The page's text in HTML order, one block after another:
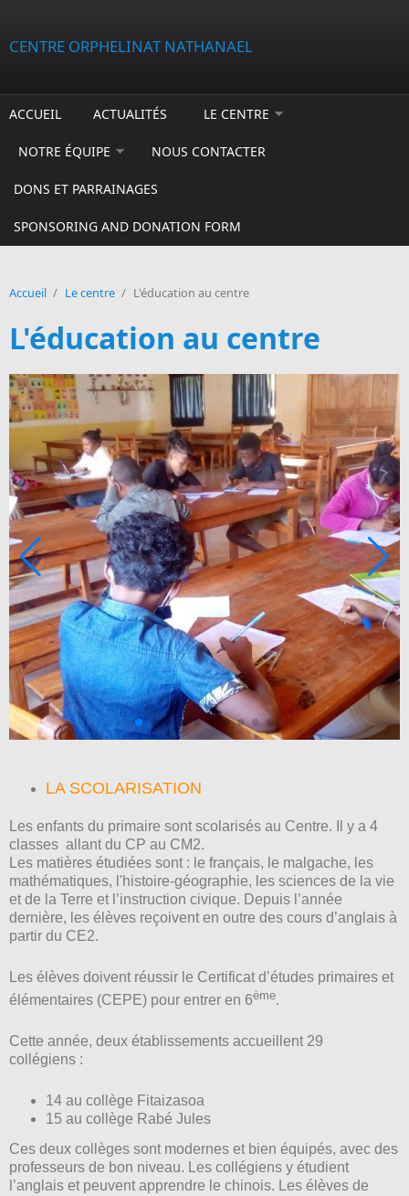
CENTRE ORPHELINAT NATHANAEL
ACCUEIL ACTUALITÉS LE CENTRE
NOTRE ÉQUIPE NOUS CONTACTER
DONS ET PARRAINAGES
SPONSORING AND DONATION FORM
Accueil / Le centre / L'éducation au centre
L'éducation au centre
11
LA SCOLARISATION
Les enfants du primaire sont scolarisés au Centre. Il y a 4
classes allant du CP au CM2.
Les matières étudiées sont : le français, le malgache, les
mathématiques, l'histoire-géographie, les sciences de la vie
et de la Terre et l’instruction civique. Depuis l’année
dernière, les élèves reçoivent en outre des cours d’anglais à
partir du CE2.
Les élèves doivent réussir le Certificat d’études primaires et
élémentaires (CEPE) pour entrer en 6ème.
Cette année, deux établissements accueillent 29
collégiens :
14 au collège Fitaizasoa
15 au collège Rabé Jules
Ces deux collèges sont modernes et bien équipés, avec des
professeurs de bon niveau. Les collégiens y étudient
l’anglais et peuvent apprendre le chinois. Les élèves de